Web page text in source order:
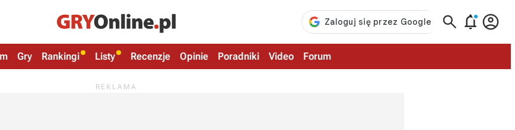
  
Gry Rankingi Listy Recenzje Opinie Poradniki Video Forum